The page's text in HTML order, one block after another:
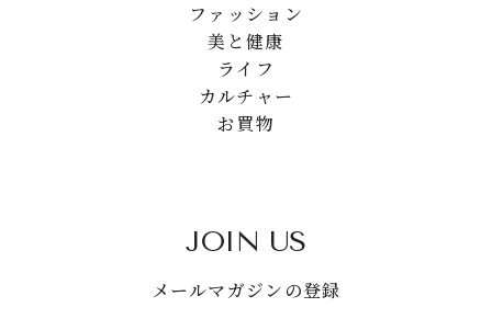
ファッション
美と健康
ライフ
カルチャー
お買物
JOIN US
メールマガジンの登録